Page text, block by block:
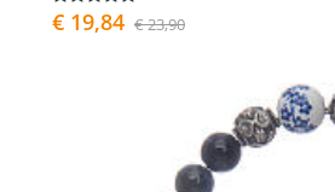
€ 19,84 € 23,90